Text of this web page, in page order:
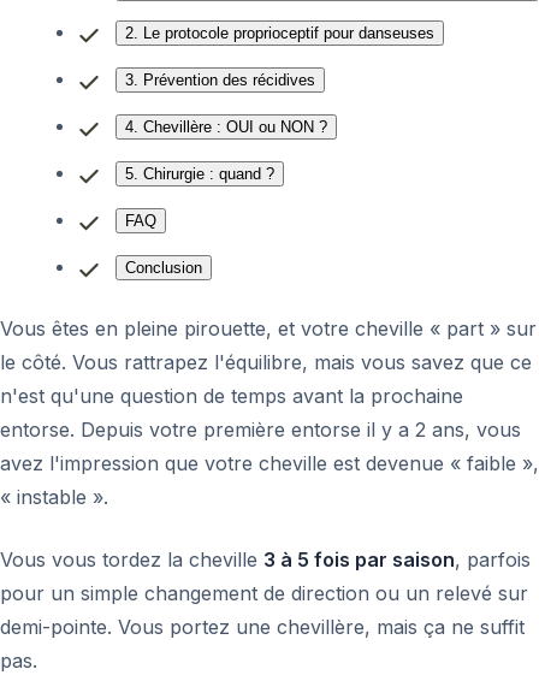
2. Le protocole proprioceptif pour danseuses
3. Prévention des récidives
4. Chevillère : OUI ou NON ?
5. Chirurgie : quand ?
FAQ
Conclusion
Vous êtes en pleine pirouette, et votre cheville « part » sur
le côté. Vous rattrapez l'équilibre, mais vous savez que ce
n'est qu'une question de temps avant la prochaine
entorse. Depuis votre première entorse il y a 2 ans, vous
avez l'impression que votre cheville est devenue « faible »,
« instable ».
Vous vous tordez la cheville 3 à 5 fois par saison, parfois
pour un simple changement de direction ou un relevé sur
demi-pointe. Vous portez une chevillère, mais ça ne suffit
pas.